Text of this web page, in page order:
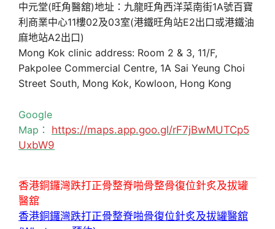
中元堂(旺角醫舘)地址：九龍旺角西洋菜南街1A號百寶
利商業中心11樓02及03室(港鐵旺角站E2出口或港鐵油
麻地站A2出口)
Mong Kok clinic address: Room 2 & 3, 11/F,
Pakpolee Commercial Centre, 1A Sai Yeung Choi
Street South, Mong Kok, Kowloon, Hong Kong
Google
Map： https://maps.app.goo.gl/rF7jBwMUTCp5
UxbW9
香港銅鑼灣跌打正骨整脊啪骨整骨復位針炙及拔罐
醫舘
香港銅鑼灣跌打正骨整脊啪骨復位針炙及拔罐醫舘